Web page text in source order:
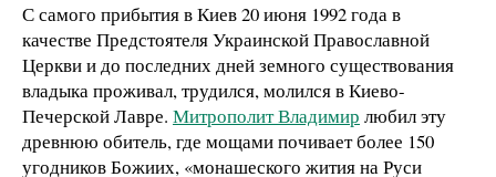
С самого прибытия в Киев 20 июня 1992 года в
качестве Предстоятеля Украинской Православной
Церкви и до последних дней земного существования
владыка проживал, трудился, молился в Киево-
Печерской Лавре. Митрополит Владимир любил эту
древнюю обитель, где мощами почивает более 150
угодников Божиих, «монашеского жития на Руси